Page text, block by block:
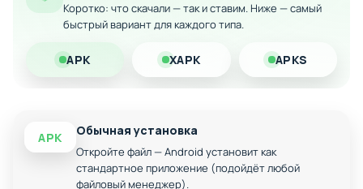
Расширенный арсенал крафтируемого оружия
Дополнительные локации и маршруты эвакуации
Усложнённый искусственный интеллект врагов
Коротко: что скачали — так и ставим. Ниже — самый
быстрый вариант для каждого типа.
APK XAPK APKS
APK Обычная установка
Откройте файл — Android установит как
стандартное приложение (подойдёт любой
файловый менеджер).